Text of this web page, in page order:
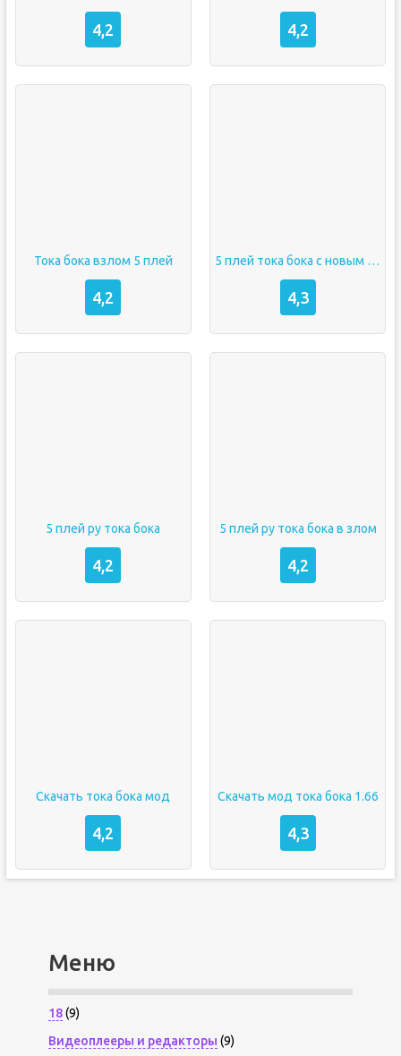
4,2 4,2
Тока бока взлом 5 плей
4,2
5 плей тока бока с новым домом
4,3
5 плей ру тока бока
4,2
5 плей ру тока бока в злом
4,2
Скачать тока бока мод
4,2
Скачать мод тока бока 1.66
4,3
Меню
18(9)
Видеоплееры и редакторы (9)